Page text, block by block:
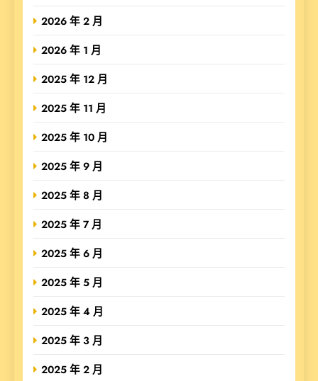
2026 年 2 月
2026 年 1 月
2025 年 12 月
2025 年 11 月
2025 年 10 月
2025 年 9 月
2025 年 8 月
2025 年 7 月
2025 年 6 月
2025 年 5 月
2025 年 4 月
2025 年 3 月
2025 年 2 月